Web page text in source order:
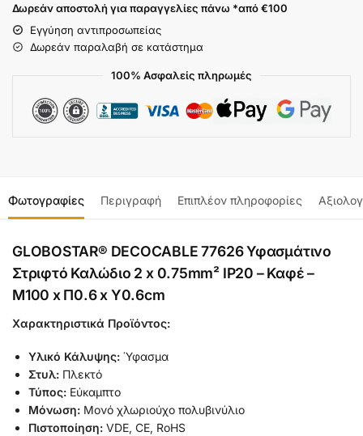
Δωρεάν αποστολή για παραγγελίες πάνω *από €100
Εγγύηση αντιπροσωπείας
Δωρεάν παραλαβή σε κατάστημα
100% Ασφαλείς πληρωμές
Φωτογραφίες Περιγραφή Επιπλέον πληροφορίες
GLOBOSTAR® DECOCABLE 77626 Υφασμάτινο
Στριφτό Καλώδιο 2 x 0.75mm² IP20 – Καφέ –
Μ100 x Π0.6 x Υ0.6cm
Χαρακτηριστικά Προϊόντος:
Υλικό Κάλυψης: Ύφασμα
Στυλ: Πλεκτό
Τύπος: Εύκαμπτο
Μόνωση: Μονό χλωριούχο πολυβινύλιο
Πιστοποίηση: VDE, CE, RoHS